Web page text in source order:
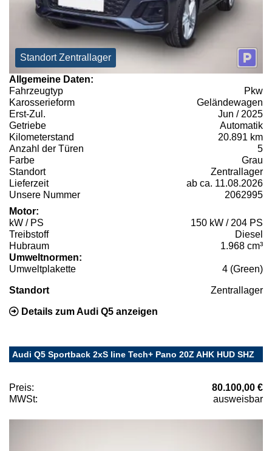
Standort Zentrallager
Allgemeine Daten:
Fahrzeugtyp
Pkw
Karosserieform
Geländewagen
Erst-Zul.
Jun / 2025
Getriebe
Automatik
Kilometerstand
20.891 km
Anzahl der Türen
5
Farbe
Grau
Standort
Zentrallager
Lieferzeit
ab ca. 11.08.2026
Unsere Nummer
2062995
Motor:
kW / PS
150 kW / 204 PS
Treibstoff
Diesel
Hubraum
1.968 cm³
Umweltnormen:
Umweltplakette
4 (Green)
Standort Zentrallager
Details zum Audi Q5 anzeigen
Audi Q5 Sportback 2xS line Tech+ Pano 20Z AHK HUD SHZ
Preis:
80.100,00 €
MWSt:
ausweisbar